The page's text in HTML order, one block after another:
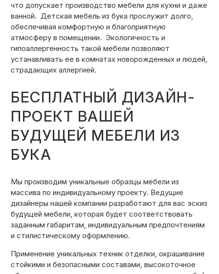
что допускает производство мебели для кухни и даже
ванной. Детская мебель из бука прослужит долго,
обеспечивая комфортную и благоприятную
атмосферу в помещении. Экологичность и
гипоаллергенность такой мебели позволяют
устанавливать ее в комнатах новорожденных и людей,
страдающих аллергией.
БЕСПЛАТНЫЙ ДИЗАЙН-
ПРОЕКТ ВАШЕЙ
БУДУЩЕЙ МЕБЕЛИ ИЗ
БУКА
Мы производим уникальные образцы мебели из
массива по индивидуальному проекту. Ведущие
дизайнеры нашей компании разработают для вас эскиз
будущей мебели, которая будет соответствовать
заданным габаритам, индивидуальным предпочтениям
и стилистическому оформлению.
Применение уникальных техник отделки, окрашивание
стойкими и безопасными составами, высокоточное